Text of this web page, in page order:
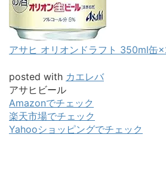
アサヒ オリオンドラフト 350ml缶
posted with カエレバ
アサヒビール
Amazonでチェック
楽天市場でチェック
Yahooショッピングでチェック